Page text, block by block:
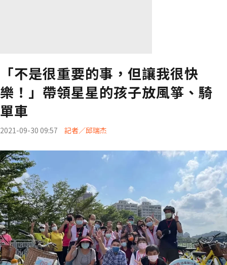
「不是很重要的事，但讓我很快
樂！」帶領星星的孩子放風箏、騎
單車
2021-09-30 09:57 記者／邱瑞杰